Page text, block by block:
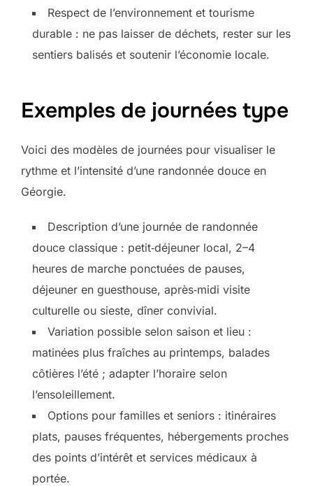
Respect de l’environnement et tourisme
durable : ne pas laisser de déchets, rester sur les
sentiers balisés et soutenir l’économie locale.
Exemples de journées type
Voici des modèles de journées pour visualiser le
rythme et l’intensité d’une randonnée douce en
Géorgie.
Description d’une journée de randonnée
douce classique : petit‑déjeuner local, 2–4
heures de marche ponctuées de pauses,
déjeuner en guesthouse, après‑midi visite
culturelle ou sieste, dîner convivial.
Variation possible selon saison et lieu :
matinées plus fraîches au printemps, balades
côtières l’été ; adapter l’horaire selon
l’ensoleillement.
Options pour familles et seniors : itinéraires
plats, pauses fréquentes, hébergements proches
des points d’intérêt et services médicaux à
portée.